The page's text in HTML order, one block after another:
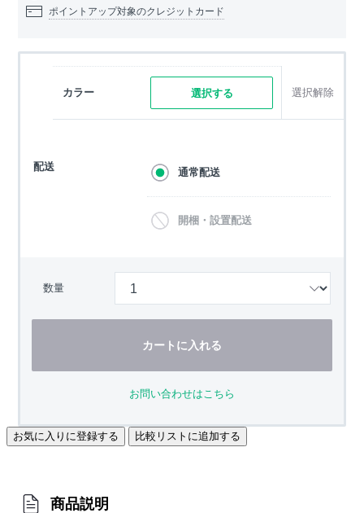
ポイントアップ対象のクレジットカード
カラー 選択する 選択解除
配送 通常配送
開梱・設置配送
数量
カートに入れる
お問い合わせはこちら
お気に入りに登録する 比較リストに追加する
商品説明